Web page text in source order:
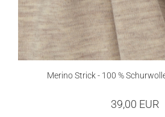
Merino Strick - 100 %
39,00 EUR